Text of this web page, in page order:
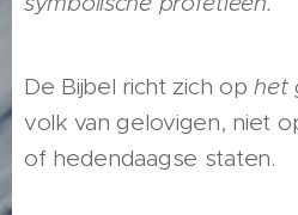
De Bijbel richt zich ophet
volk van gelovigen, niet
of hedendaagse staten.